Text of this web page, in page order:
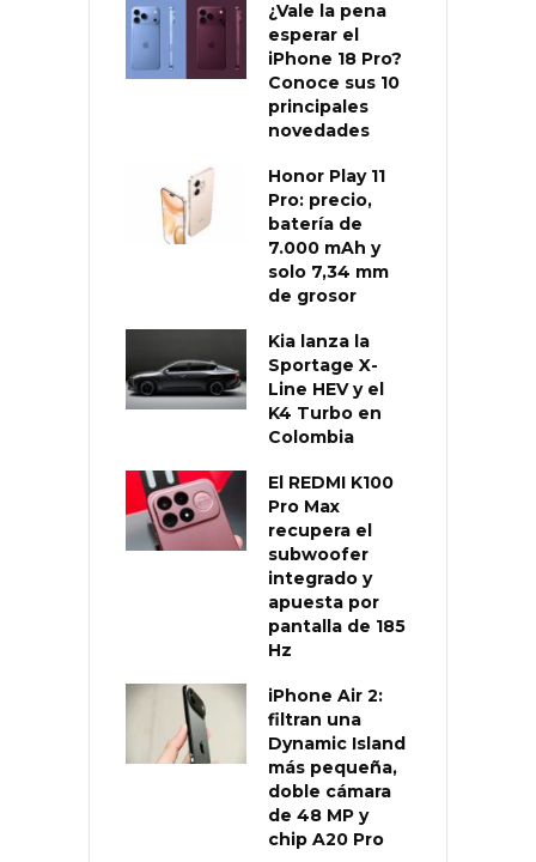
¿Vale la pena
esperar el
iPhone 18 Pro?
Conoce sus 10
principales
novedades
Honor Play 11
Pro: precio,
batería de
7.000 mAh y
solo 7,34 mm
de grosor
Kia lanza la
Sportage X-
Line HEV y el
K4 Turbo en
Colombia
El REDMI K100
Pro Max
recupera el
subwoofer
integrado y
apuesta por
pantalla de 185
Hz
iPhone Air 2:
filtran una
Dynamic Island
más pequeña,
doble cámara
de 48 MP y
chip A20 Pro